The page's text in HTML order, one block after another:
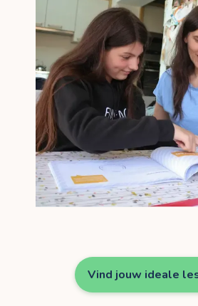
Vind jouw ideale